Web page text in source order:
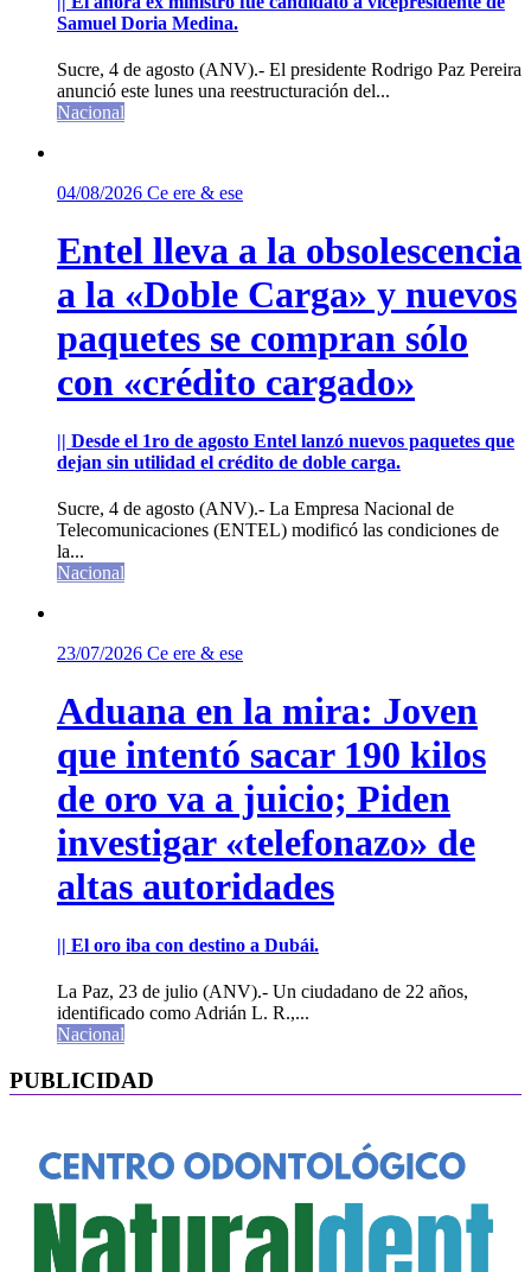
Samuel Doria Medina.
Sucre, 4 de agosto (ANV).- El presidente Rodrigo Paz Pereira
anunció este lunes una reestructuración del...
Nacional
04/08/2026 Ce ere & ese
Entel lleva a la obsolescencia
a la «Doble Carga» y nuevos
paquetes se compran sólo
con «crédito cargado»
|| Desde el 1ro de agosto Entel lanzó nuevos paquetes que
dejan sin utilidad el crédito de doble carga.
Sucre, 4 de agosto (ANV).- La Empresa Nacional de
Telecomunicaciones (ENTEL) modificó las condiciones de
la...
Nacional
23/07/2026 Ce ere & ese
Aduana en la mira: Joven
que intentó sacar 190 kilos
de oro va a juicio; Piden
investigar «telefonazo» de
altas autoridades
|| El oro iba con destino a Dubái.
La Paz, 23 de julio (ANV).- Un ciudadano de 22 años,
identificado como Adrián L. R.,...
Nacional
PUBLICIDAD